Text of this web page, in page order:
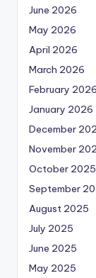
June 2026
May 2026
April 2026
March 2026
February 2026
January 2026
December
November
October 2025
September
August 2025
July 2025
June 2025
May 2025